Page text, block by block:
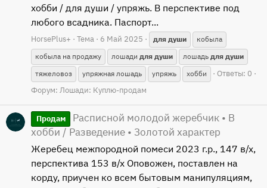
хобби / для души / упряжь. В перспективе под
любого всадника. Паспорт...
HorsePlus+ Тема 6 Май 2025 для души
кобыла
кобыла на продажу
лошади для души лошадь для души
тяжеловоз
упряжная лошадь упряжь хобби
Ответы: 0
Форум: Лошади: Куплю-продам
Продам
Расписной молодой жеребчик • В
хобби / Разведение • Золотой характер
Жеребец межпородной помеси 2023 г.р., 147 в/х,
перспектива 153 в/х Оповожен, поставлен на
корду, приучен ко всем бытовым манипуляциям,